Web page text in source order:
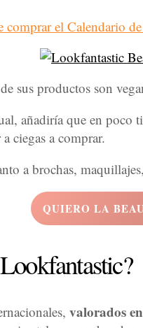
comprar el Calendario
sus productos son
añadiría que en poco
ciegas a comprar.
a brochas,
QUIERO LA
valorados